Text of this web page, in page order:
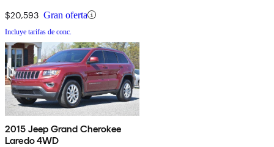
$20,593 Gran oferta
Incluye tarifas de conc.
2015 Jeep Grand Cherokee
Laredo 4WD